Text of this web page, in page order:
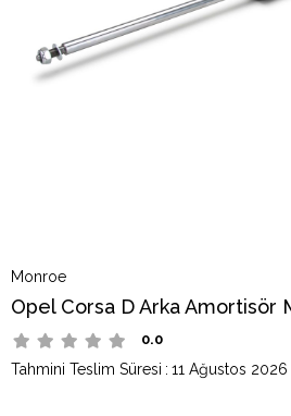
Monroe
Opel Corsa D Arka Amortisör
0.0
Tahmini Teslim Süresi : 11 Ağustos 2026